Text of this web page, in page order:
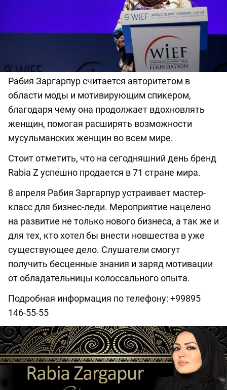
Рабия Заргарпур считается авторитетом в
области моды и мотивирующим спикером,
благодаря чему она продолжает вдохновлять
женщин, помогая расширять возможности
мусульманских женщин во всем мире.
Стоит отметить, что на сегодняшний день бренд
Rabia Z успешно продается в 71 стране мира.
8 апреля Рабия Заргарпур устраивает мастер-
класс для бизнес-леди. Мероприятие нацелено
на развитие не только нового бизнеса, а так же и
для тех, кто хотел бы внести новшества в уже
существующее дело. Слушатели смогут
получить бесценные знания и заряд мотивации
от обладательницы колоссального опыта.
Подробная информация по телефону: +99895
146-55-55